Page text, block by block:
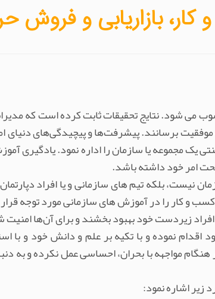
بازاریابی و فروش
شود. نتایج تحقیقات ثابت کرده است که
برسانند. پیشرفت‌ها و پیچیدگی‌های دنیای
یک مجموعه یا سازمان را اداره نمود. یادگیری
امر خود داشته باشد.
بلکه تیم های سازمانی و یا افراد
و کار را در آموزش های سازمانی مورد توجه
زیردست خود بهبود بخشند و برای آن‌ها
نموده و با تکیه بر علم و دانش خود و با
مواجهه با بحران، احساسی عمل نکرده و به
زیر اشاره نمود: